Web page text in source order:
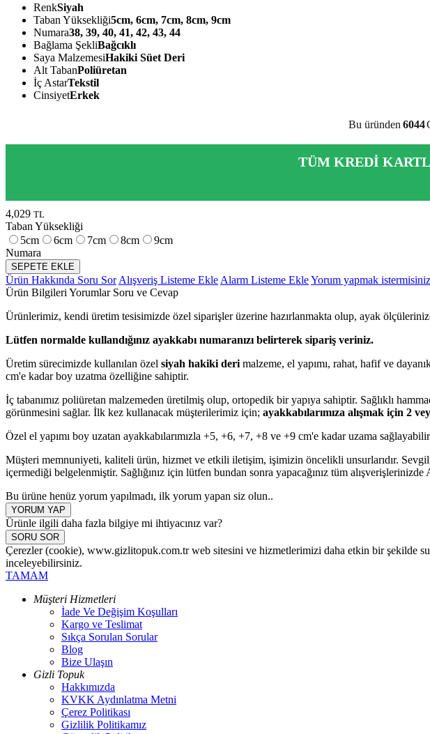
RenkSiyah
Taban Yüksekliği5cm, 6cm, 7cm, 8cm, 9cm
Numara38, 39, 40, 41, 42, 43, 44
Bağlama ŞekliBağcıklı
Saya MalzemesiHakiki Süet Deri
Alt TabanPoliüretan
İç AstarTekstil
CinsiyetErkek
Bu üründen 6044
TÜM KREDİ
4,029 TL
Taban Yüksekliği
5cm
6cm 7cm 8cm
9cm
Numara
SEPETE EKLE
Ürün Hakkında Soru Sor Alışveriş Listeme Ekle Alarm Listeme EkleYorum yapmak
Ürün Bilgileri Yorumlar Soru ve Cevap
Ürünlerimiz, kendi üretim tesisimizde özel siparişler üzerine hazırlanmakta olup, ayak
Lütfen normalde kullandığınız ayakkabı numaranızı belirterek sipariş veriniz.
Üretim sürecimizde kullanılan özel siyah hakiki deri malzeme, el yapımı, rahat, hafif ve
cm'e kadar boy uzatma özelliğine sahiptir.
İç tabanımız poliüretan malzemeden üretilmiş olup, ortopedik bir yapıya sahiptir. Sağlıklı
görünmesini sağlar. İlk kez kullanacak müşterilerimiz için; ayakkabılarımıza alışmak için 2
Özel el yapımı boy uzatan ayakkabılarımızla +5, +6, +7, +8 ve +9 cm'e kadar uzama
Müşteri memnuniyeti, kaliteli ürün, hizmet ve etkili iletişim, işimizin öncelikli unsurlarıdır.
içermediği belgelenmiştir. Sağlığınız için lütfen bundan sonra yapacağınız tüm
Bu ürüne henüz yorum yapılmadı, ilk yorum yapan siz olun..
YORUM YAP
Ürünle ilgili daha fazla bilgiye mi ihtiyacınız var?
SORU SOR
Çerezler (cookie), www.gizlitopuk.com.tr web sitesini ve hizmetlerimizi daha etkin bir şekilde
inceleyebilirsiniz.
TAMAM
Müşteri Hizmetleri
İade Ve Değişim Koşulları
Kargo ve Teslimat
Sıkça Sorulan Sorular
Blog
Bize Ulaşın
Gizli Topuk
Hakkımızda
KVKK Aydınlatma Metni
Çerez Politikası
Gizlilik Politikamız